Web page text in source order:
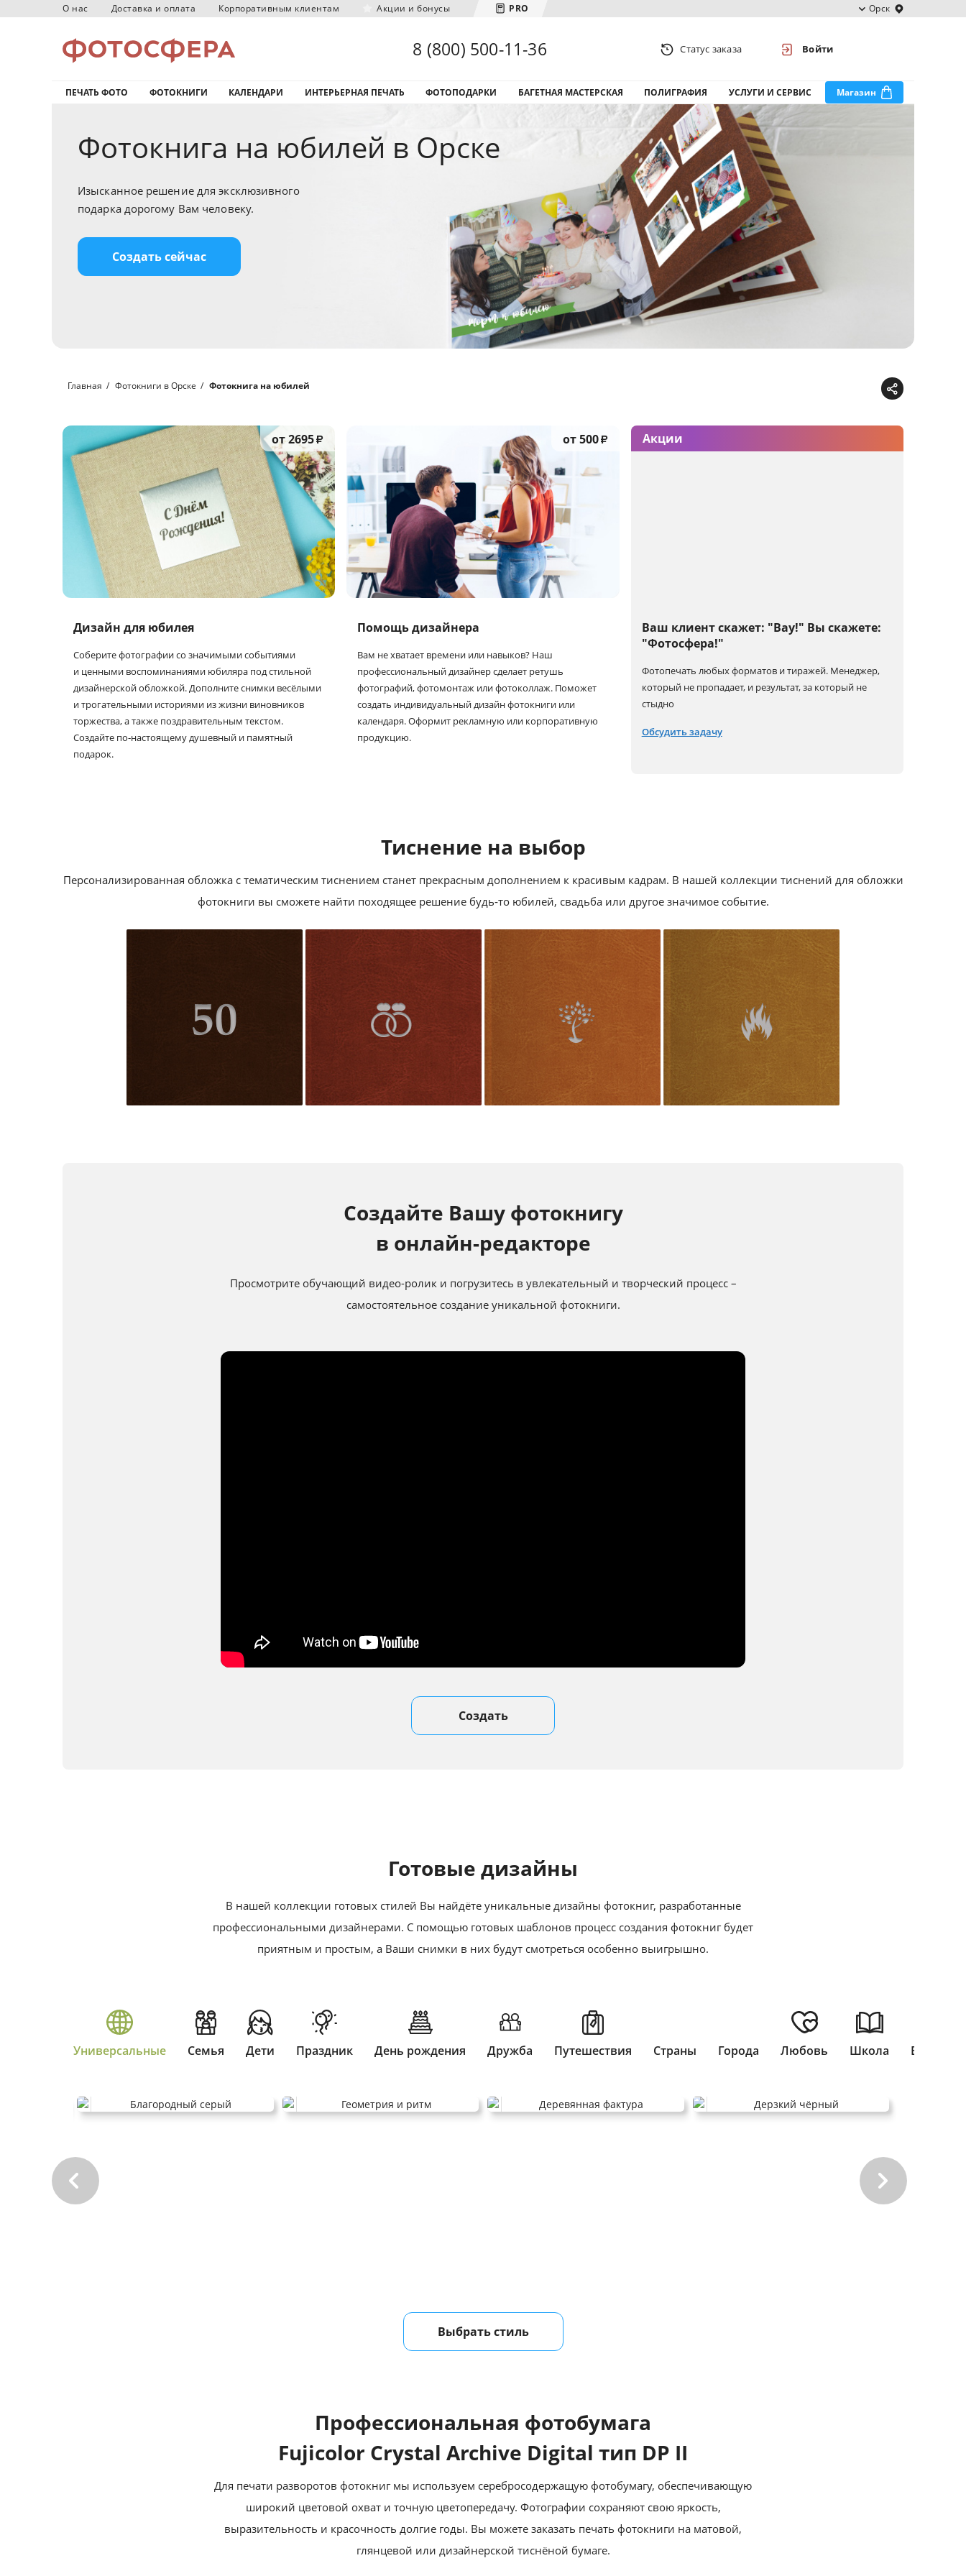
О нас Доставка и оплата Корпоративным клиентам Акции и бонусы PRO Орск
Загрузка городов...
8 (800) 500-11-36 Статус заказа Войти
ПЕЧАТЬ ФОТО ФОТОКНИГИ КАЛЕНДАРИ ИНТЕРЬЕРНАЯ ПЕЧАТЬ ФОТОПОДАРКИ БАГЕТНАЯ МАСТЕРСКАЯ ПОЛИГРАФИЯ УСЛУГИ И СЕРВИС Магазин
Фотокнига на юбилей в Орске
Изысканное решение для эксклюзивного
подарка дорогому Вам человеку.
Создать сейчас
Главная Фотокниги в Орске Фотокнига на юбилей
от 2695₽
Дизайн для юбилея
Соберите фотографии со значимыми событиями
и ценными воспоминаниями юбиляра под стильной
дизайнерской обложкой. Дополните снимки весёлыми
и трогательными историями из жизни виновников
торжества, а также поздравительным текстом.
Создайте по‑настоящему душевный и памятный
подарок.
от 500₽
Помощь дизайнера
Вам не хватает времени или навыков? Наш
профессиональный дизайнер сделает ретушь
фотографий, фотомонтаж или фотоколлаж. Поможет
создать индивидуальный дизайн фотокниги или
календаря. Оформит рекламную или корпоративную
продукцию.
Ваш клиент скажет: "Вау!" Вы скажете:
"Фотосфера!"
Фотопечать любых форматов и тиражей.Менеджер,
который не пропадает,и результат, за который не
стыдно
Обсудить задачу
Акции
Тиснение на выбор
Персонализированная обложка с тематическим тиснением станет прекрасным дополнением к красивым кадрам. В нашей коллекции тиснений для обложки
фотокниги вы сможете найти походящее решение будь‑то юбилей, свадьба или другое значимое событие.
Создайте Вашу фотокнигу
в онлайн-редакторе
Просмотрите обучающий видео-ролик и погрузитесь в увлекательный и творческий процесс –
самостоятельное создание уникальной фотокниги.
Создать
Готовые дизайны
В нашей коллекции готовых стилей Вы найдёте уникальные дизайны фотокниг, разработанные
профессиональными дизайнерами. С помощью готовых шаблонов процесс создания фотокниг будет
приятным и простым, а Ваши снимки в них будут смотреться особенно выигрышно.
Универсальные Семья Дети Праздник День рождения Дружба Путешествия Страны Города Любовь Школа
Выбрать стиль
Профессиональная фотобумага
Fujicolor Crystal Archive Digital тип DP II
Для печати разворотов фотокниг мы используем серебросодержащую фотобумагу, обеспечивающую
широкий цветовой охват и точную цветопередачу. Фотографии сохраняют свою яркость,
выразительность и красочность долгие годы. Вы можете заказать печать фотокниги на матовой,
глянцевой или дизайнерской тиснёной бумаге.